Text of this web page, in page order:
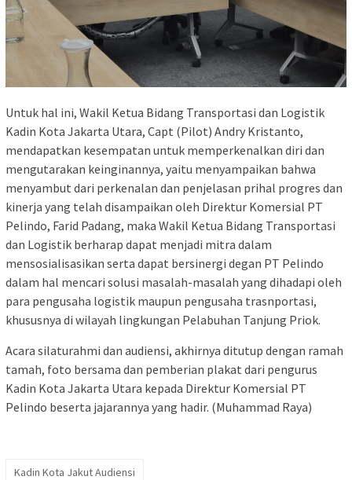
Untuk hal ini, Wakil Ketua Bidang Transportasi dan Logistik
Kadin Kota Jakarta Utara, Capt (Pilot) Andry Kristanto,
mendapatkan kesempatan untuk memperkenalkan diri dan
mengutarakan keinginannya, yaitu menyampaikan bahwa
menyambut dari perkenalan dan penjelasan prihal progres dan
kinerja yang telah disampaikan oleh Direktur Komersial PT
Pelindo, Farid Padang, maka Wakil Ketua Bidang Transportasi
dan Logistik berharap dapat menjadi mitra dalam
mensosialisasikan serta dapat bersinergi degan PT Pelindo
dalam hal mencari solusi masalah-masalah yang dihadapi oleh
para pengusaha logistik maupun pengusaha trasnportasi,
khususnya di wilayah lingkungan Pelabuhan Tanjung Priok.
Acara silaturahmi dan audiensi, akhirnya ditutup dengan ramah
tamah, foto bersama dan pemberian plakat dari pengurus
Kadin Kota Jakarta Utara kepada Direktur Komersial PT
Pelindo beserta jajarannya yang hadir. (Muhammad Raya)
Kadin Kota Jakut Audiensi